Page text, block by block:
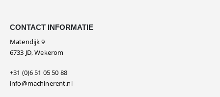
CONTACT INFORMATIE
Matendijk 9
6733 JD, Wekerom
+31 (0)6 51 05 50 88
info@machinerent.nl